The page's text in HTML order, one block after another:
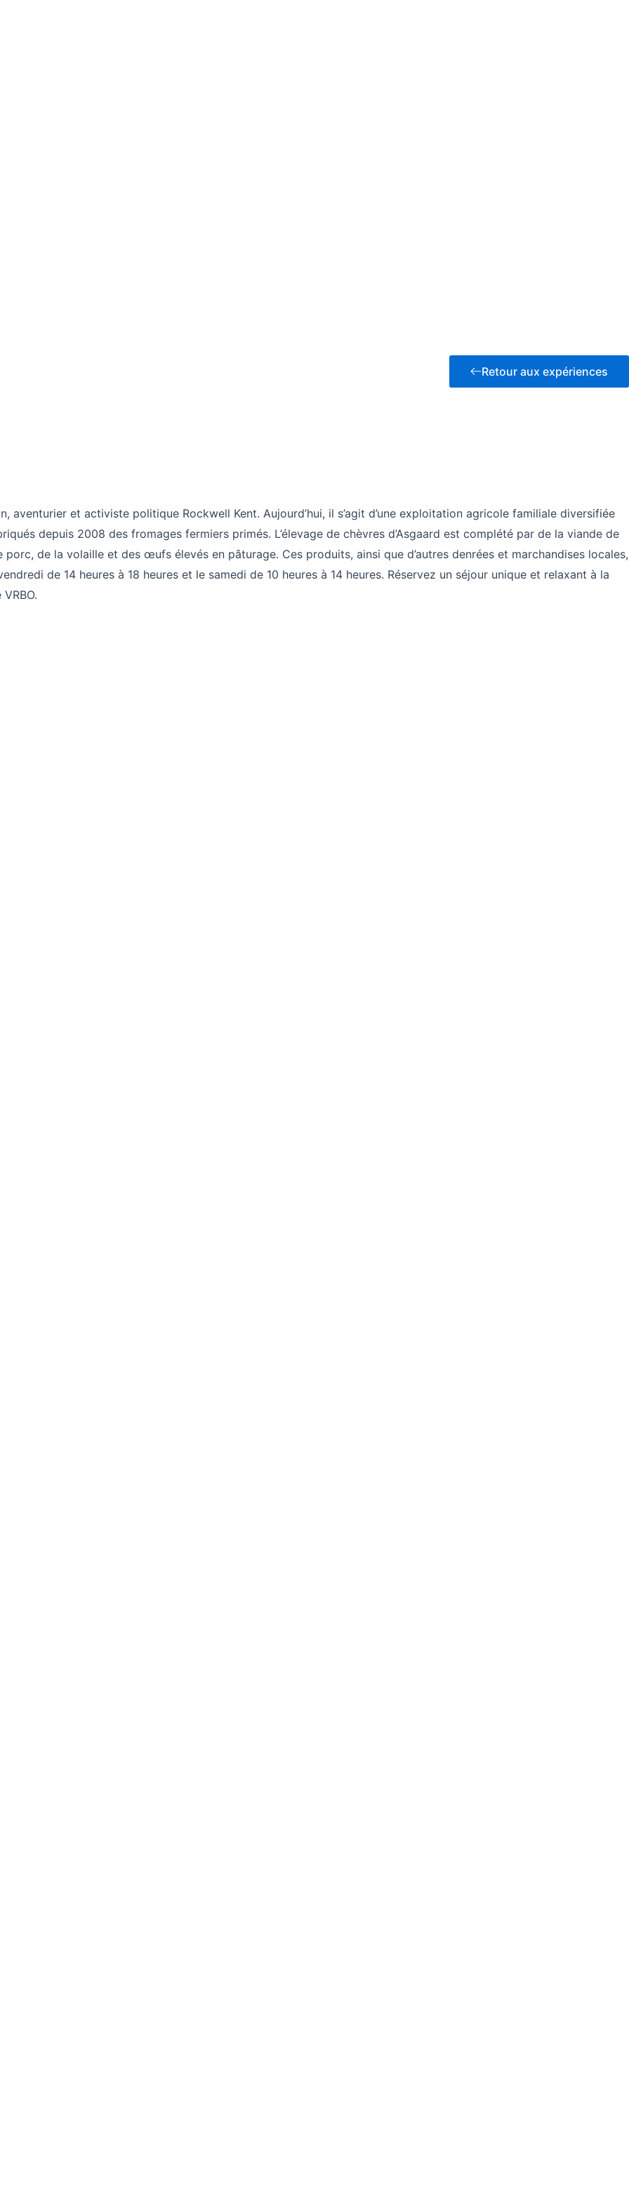
Retour aux expériences
et activiste politique Rockwell Kent. Aujourd’hui, il s’agit d’une exploitation agricole familiale diversifiée
depuis 2008 des fromages fermiers primés. L’élevage de chèvres d’Asgaard est complété par de la viande de
de la volaille et des œufs élevés en pâturage. Ces produits, ainsi que d’autres denrées et marchandises locales,
de 14 heures à 18 heures et le samedi de 10 heures à 14 heures. Réservez un séjour unique et relaxant à la